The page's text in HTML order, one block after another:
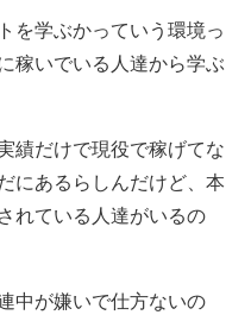
を学ぶかっていう環境っ
稼いでいる人達から学ぶ
績だけで現役で稼げてな
にあるらしんだけど、本
れている人達がいるの
中が嫌いで仕方ないの